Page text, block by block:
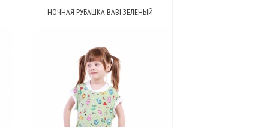
НОЧНАЯ РУБАШКА BABI ЗЕЛЕНЫЙ